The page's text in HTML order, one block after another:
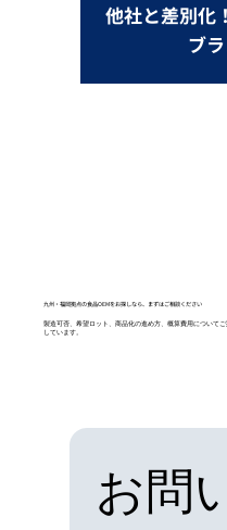
九州・福岡拠点の食品OEMをお探しなら、まずはご相談ください
製造可否、希望ロット、商品化の進め方、概算費用について
しています。
お問
他社と差別化
ブ